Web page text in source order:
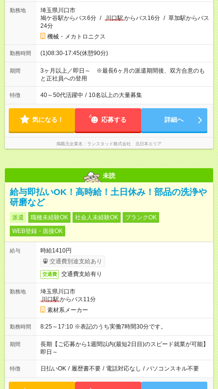
勤務地
埼玉県川口市
鳩ケ谷駅からバス6分 / 川口駅からバス16分 / 草加駅からバス
24分
機械・メカトロニクス
勤務時間 (1)08:30-17:45(休憩90分)
期間
3ヶ月以上／即日～ ※最長6ヶ月の派遣期間後、双方合意のも
と正社員への登用
特徴 40～50代活躍中 / 10名以上の大量募集
気になる！ 応募する 詳細へ
掲載元企業名 ランスタッド株式会社 北日本エリア
未読
給与即払いOK！高時給！土日休み！部品の洗浄や
研磨など
派遣 職種未経験OK 社会人未経験OK
ブランクOK
WEB登録・面接OK
給与
時給1410円
交通費別途支給あり
交通費 交通費支給有り
勤務地
埼玉県川口市
川口駅からバス11分
素材系メーカー
勤務時間 8:25～17:10 ※表記のうち実働7時間30分です。
期間
長期【ご応募から1週間以内(最短2日目)のスピード就業が可能】
即日～
特徴 日払いOK / 履歴書不要 / 電話対応なし / パソコンスキル不要